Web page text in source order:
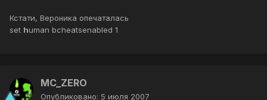
Кстати, Вероника опечаталась
set human bcheatsenabled 1
MC_ZERO
Опубликовано: 5 июля 2007